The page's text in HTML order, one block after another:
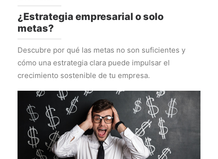
¿Estrategia empresarial o solo
metas?
Descubre por qué las metas no son suficientes y
cómo una estrategia clara puede impulsar el
crecimiento sostenible de tu empresa.